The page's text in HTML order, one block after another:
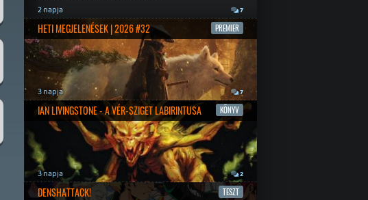
2 napja 7
HETI MEGJELENÉSEK | 2026 #32 PREMIER
3 napja 7
IAN LIVINGSTONE - A VÉR-SZIGET LABIRINTUSA KÖNYV
3 napja 2
DENSHATTACK! TESZT